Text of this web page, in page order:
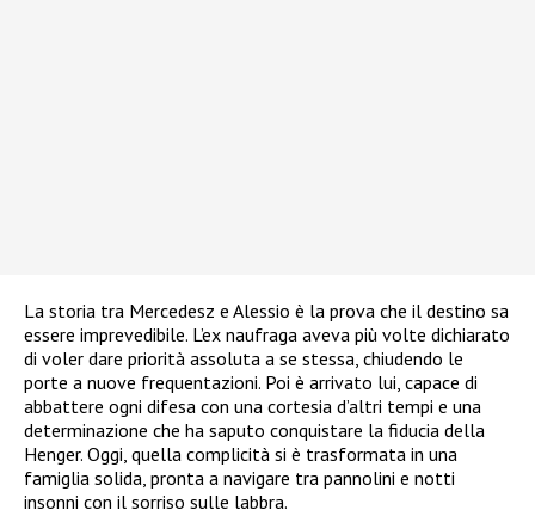
La storia tra Mercedesz e Alessio è la prova che il destino sa
essere imprevedibile. L’ex naufraga aveva più volte dichiarato
di voler dare priorità assoluta a se stessa, chiudendo le
porte a nuove frequentazioni. Poi è arrivato lui, capace di
abbattere ogni difesa con una cortesia d’altri tempi e una
determinazione che ha saputo conquistare la fiducia della
Henger. Oggi, quella complicità si è trasformata in una
famiglia solida, pronta a navigare tra pannolini e notti
insonni con il sorriso sulle labbra.